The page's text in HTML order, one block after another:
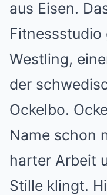
aus Eisen.
Fitnessstudio
Westling,
der
Ockelbo.
Name schon
harter Arbeit
Stille klingt.